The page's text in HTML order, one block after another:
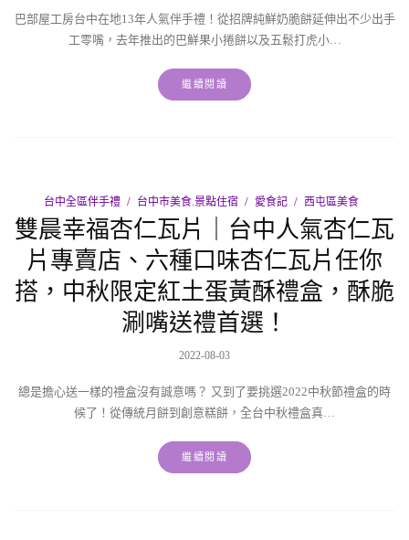
巴部屋工房台中在地13年人氣伴手禮！從招牌純鮮奶脆餅延伸出不少出手
工零嘴，去年推出的巴鮮果小捲餅以及五鬆打虎小…
繼續閱讀
台中全區伴手禮 台中市美食.景點住宿 愛食記 西屯區美食
雙晨幸福杏仁瓦片｜台中人氣杏仁瓦
片專賣店、六種口味杏仁瓦片任你
搭，中秋限定紅土蛋黃酥禮盒，酥脆
涮嘴送禮首選！
2022-08-03
總是擔心送一樣的禮盒沒有誠意嗎？ 又到了要挑選2022中秋節禮盒的時
候了！從傳統月餅到創意糕餅，全台中秋禮盒真…
繼續閱讀